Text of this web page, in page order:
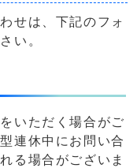
せは、下記のフォ
い。
いただく場合がご
連休中にお問い合
る場合がございま